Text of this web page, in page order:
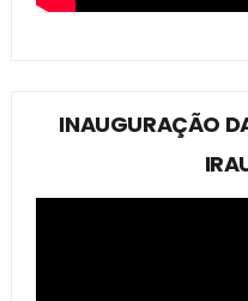
INAUGURAÇÃO